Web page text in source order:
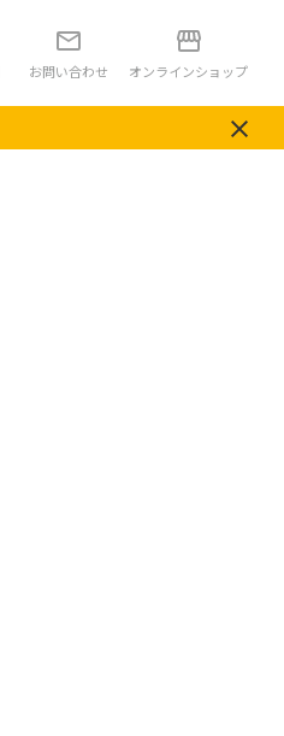
お問い合わせ オンラインショップ